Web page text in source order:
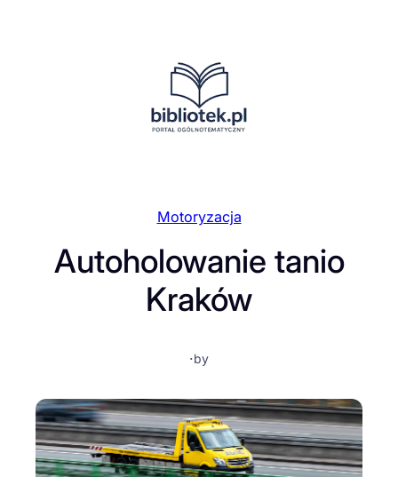
Motoryzacja
Autoholowanie tanio
Kraków
·by